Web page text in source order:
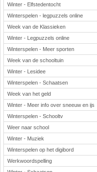
Winter - Elfstedentocht
Winterspelen - legpuzzels online
Week van de Klassieken
Winter - Legpuzzels online
Winterspelen - Meer sporten
Week van de schooltuin
Winter - Lesidee
Winterspelen - Schaatsen
Week van het geld
Winter - Meer info over sneeuw en ijs
Winterspelen - Schooltv
Weer naar school
Winter - Muziek
Winterspelen op het digibord
Werkwoordspelling